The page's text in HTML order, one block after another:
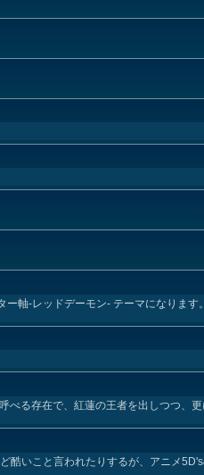
軸-レッドデーモン- テーマになります
べる存在で、紅蓮の王者を出しつつ、
酷いこと言われたりするが、アニメ